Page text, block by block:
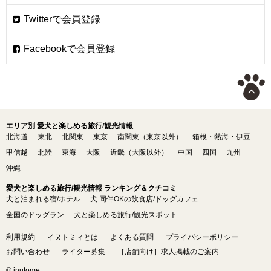
エリア別 愛犬と楽しめる旅行/観光情報
北海道
東北 北関東 東京 南関東（東京以外）
箱根・熱海・伊豆
甲信越
北陸 東海 大阪 近畿（大阪以外） 中国 四国
九州
沖縄
愛犬と楽しめる旅行/観光情報 ランキング＆クチコミ
犬と泊まれる宿/ホテル
犬 同伴OKの飲食店/ドッグカフェ
全国のドッグラン
犬と楽しめる旅行/観光スポット
利用規約 イヌトミィとは よくある質問
プライバシーポリシー
お問い合わせ
ライター募集 ［店舗向け］求人掲載のご案内